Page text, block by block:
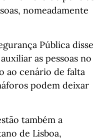
nomeadamente
Pública disse
as pessoas no
ao cenário de falta
podem deixar
também a
de Lisboa,